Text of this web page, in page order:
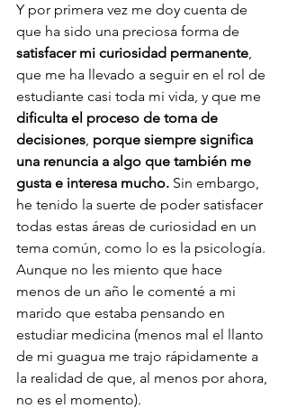
Y por primera vez me doy cuenta de
que ha sido una preciosa forma de
satisfacer mi curiosidad permanente,
que me ha llevado a seguir en el rol de
estudiante casi toda mi vida, y que me
dificulta el proceso de toma de
decisiones, porque siempre significa
una renuncia a algo que también me
gusta e interesa mucho. Sin embargo,
he tenido la suerte de poder satisfacer
todas estas áreas de curiosidad en un
tema común, como lo es la psicología.
Aunque no les miento que hace
menos de un año le comenté a mi
marido que estaba pensando en
estudiar medicina (menos mal el llanto
de mi guagua me trajo rápidamente a
la realidad de que, al menos por ahora,
no es el momento).